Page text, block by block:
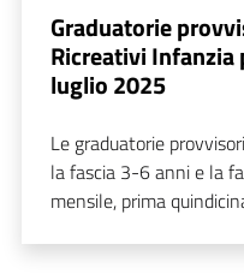
Graduatorie
Ricreativi Infanzia
luglio 2025
Le graduatorie
la fascia 3-6 anni e la
mensile, prima